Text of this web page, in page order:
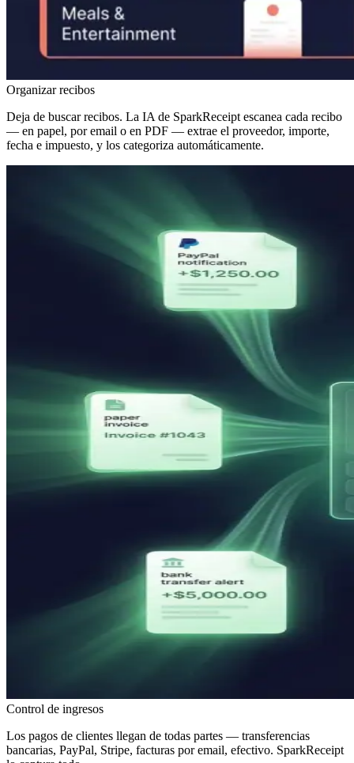
Organizar recibos
Deja de buscar recibos. La IA de SparkReceipt escanea cada recibo
— en papel, por email o en PDF — extrae el proveedor, importe,
fecha e impuesto, y los categoriza automáticamente.
Control de ingresos
Los pagos de clientes llegan de todas partes — transferencias
bancarias, PayPal, Stripe, facturas por email, efectivo. SparkReceipt